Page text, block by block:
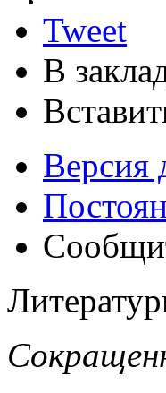
Tweet
В
Версия